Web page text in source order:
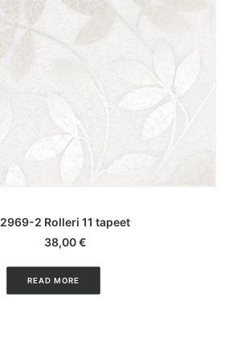
2969-2 Rolleri 11 tapeet
38,00€
READ MORE